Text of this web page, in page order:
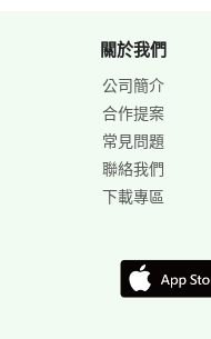
關於我們
公司簡介
合作提案
常見問題
聯絡我們
下載專區